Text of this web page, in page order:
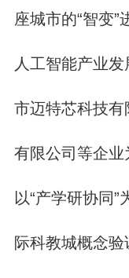
座城市的“智变
人工智能产业
市迈特芯科技
有限公司等企
以“产学研协同
际科教城概念验